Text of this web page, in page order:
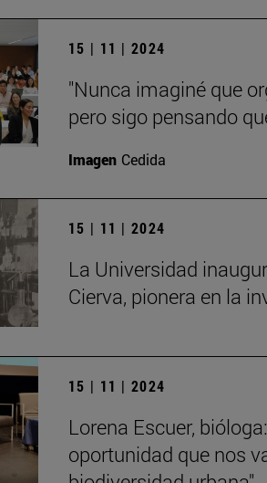
15 | 11 | 2024
"Nunca imaginé que
pero sigo pensando
Imagen Cedida
15 | 11 | 2024
La Universidad
Cierva, pionera en la
15 | 11 | 2024
Lorena Escuer,
oportunidad que nos